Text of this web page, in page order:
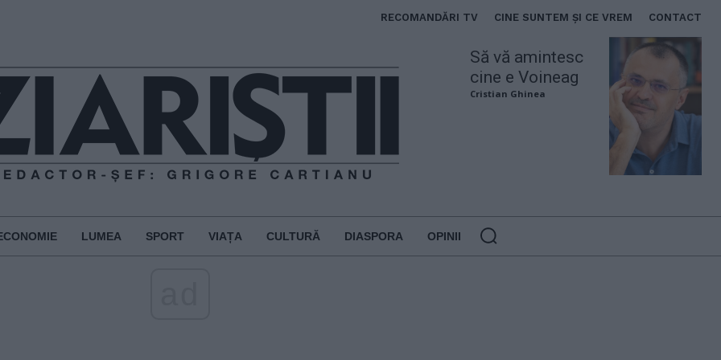
RECOMANDĂRI TV CINE SUNTEM ȘI CE VREM CONTACT
Să vă amintesc
cine e Voineag
Cristian Ghinea
LUMEA SPORT VIAȚA CULTURĂ DIASPORA OPINII